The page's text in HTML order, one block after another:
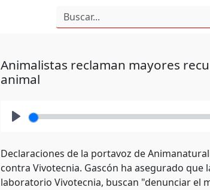
Animalistas reclaman mayores
animal
Declaraciones de la portavoz de
contra Vivotecnia. Gascón ha asegurado que
laboratorio Vivotecnia, buscan "denunciar el